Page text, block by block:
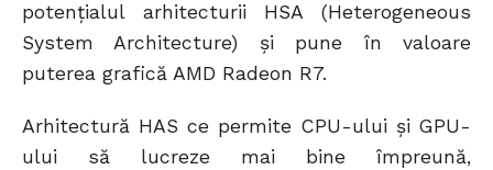
potențialul arhitecturii HSA (Heterogeneous
System Architecture) și pune în valoare
puterea grafică AMD Radeon R7.
Arhitectură HAS ce permite CPU-ului şi GPU-
ului să lucreze mai bine împreună,